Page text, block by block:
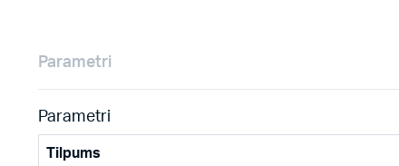
Parametri
Parametri
Tilpums